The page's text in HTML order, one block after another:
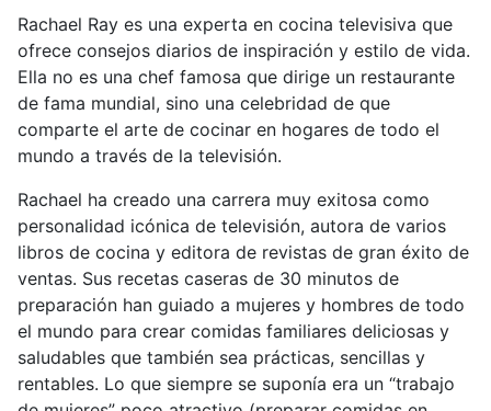
Rachael Ray es una experta en cocina televisiva que
ofrece consejos diarios de inspiración y estilo de vida.
Ella no es una chef famosa que dirige un restaurante
de fama mundial, sino una celebridad de que
comparte el arte de cocinar en hogares de todo el
mundo a través de la televisión.
Rachael ha creado una carrera muy exitosa como
personalidad icónica de televisión, autora de varios
libros de cocina y editora de revistas de gran éxito de
ventas. Sus recetas caseras de 30 minutos de
preparación han guiado a mujeres y hombres de todo
el mundo para crear comidas familiares deliciosas y
saludables que también sea prácticas, sencillas y
rentables. Lo que siempre se suponía era un “trabajo